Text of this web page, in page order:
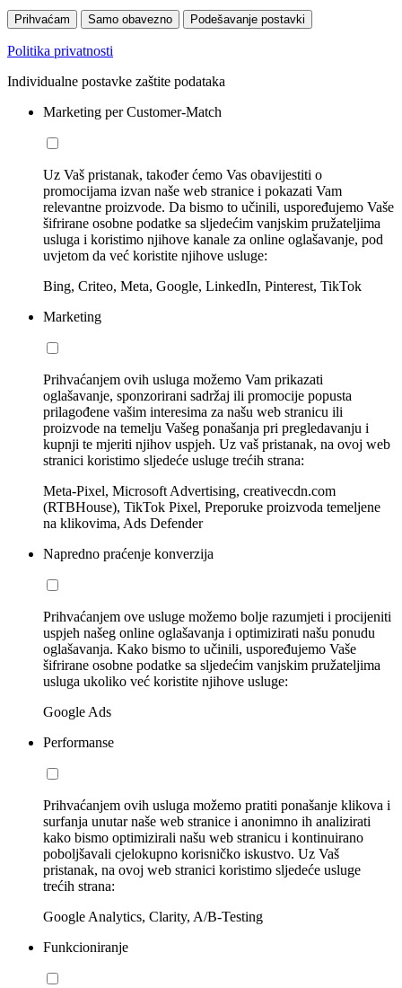
Prihvaćam Samo obavezno Podešavanje postavki
Politika privatnosti
Individualne postavke zaštite podataka
Marketing per Customer-Match
Uz Vaš pristanak, također ćemo Vas obavijestiti o
promocijama izvan naše web stranice i pokazati Vam
relevantne proizvode. Da bismo to učinili, uspoređujemo Vaše
šifrirane osobne podatke sa sljedećim vanjskim pružateljima
usluga i koristimo njihove kanale za online oglašavanje, pod
uvjetom da već koristite njihove usluge:
Bing, Criteo, Meta, Google, LinkedIn, Pinterest, TikTok
Marketing
Prihvaćanjem ovih usluga možemo Vam prikazati
oglašavanje, sponzorirani sadržaj ili promocije popusta
prilagođene vašim interesima za našu web stranicu ili
proizvode na temelju Vašeg ponašanja pri pregledavanju i
kupnji te mjeriti njihov uspjeh. Uz vaš pristanak, na ovoj web
stranici koristimo sljedeće usluge trećih strana:
Meta-Pixel, Microsoft Advertising, creativecdn.com
(RTBHouse), TikTok Pixel, Preporuke proizvoda temeljene
na klikovima, Ads Defender
Napredno praćenje konverzija
Prihvaćanjem ove usluge možemo bolje razumjeti i procijeniti
uspjeh našeg online oglašavanja i optimizirati našu ponudu
oglašavanja. Kako bismo to učinili, uspoređujemo Vaše
šifrirane osobne podatke sa sljedećim vanjskim pružateljima
usluga ukoliko već koristite njihove usluge:
Google Ads
Performanse
Prihvaćanjem ovih usluga možemo pratiti ponašanje klikova i
surfanja unutar naše web stranice i anonimno ih analizirati
kako bismo optimizirali našu web stranicu i kontinuirano
poboljšavali cjelokupno korisničko iskustvo. Uz Vaš
pristanak, na ovoj web stranici koristimo sljedeće usluge
trećih strana:
Google Analytics, Clarity, A/B-Testing
Funkcioniranje